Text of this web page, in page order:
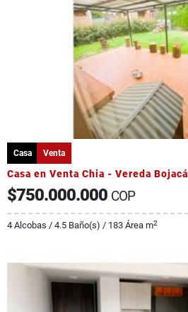
Casa Venta
Casa en Venta Chia - Vereda Bojacá
$750.000.000 COP
4 Alcobas / 4.5 Baño(s) / 183 Área m2